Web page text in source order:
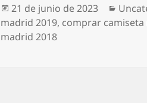
Publicado
el
21 de junio de 2023
madrid 2019, comprar
madrid 2018